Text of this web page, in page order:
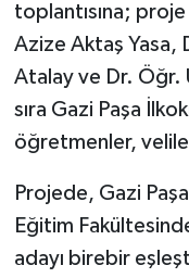
toplantısına;
Azize Aktaş Yasa,
Atalay ve Dr. Öğr.
sıra Gazi Paşa
öğretmenler,
Projede, Gazi
Eğitim
adayı birebir